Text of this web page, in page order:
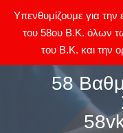
Υπενθυμίζουμε για την
του 58ου Β.Κ. όλων
του Β.Κ. και την
58